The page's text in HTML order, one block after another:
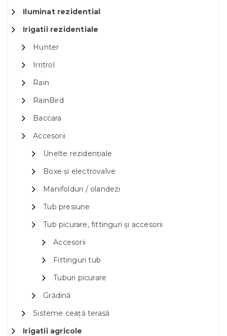
Iluminat rezidential
Irigatii rezidentiale
Hunter
Irritrol
Rain
RainBird
Baccara
Accesorii
Unelte rezidențiale
Boxe și electrovalve
Manifolduri / olandezi
Tub presiune
Tub picurare, fittinguri și accesorii
Accesorii
Fittinguri tub
Tuburi picurare
Grădină
Sisteme ceață terasă
Irigatii agricole